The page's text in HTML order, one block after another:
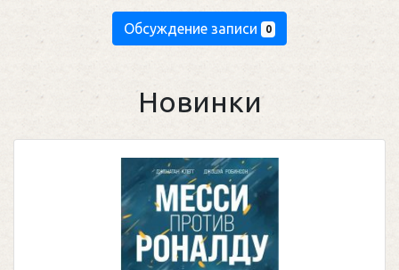
Обсуждение записи 0
Новинки